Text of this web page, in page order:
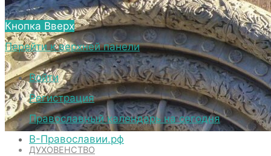
ВНЕШНИЙ ВИД СОБОРА
ВЕРХНИЙ ХРАМ ФЕОДОРОВСКОГО
ГОСУДАРЕВА СОБОРА
НИЖНИЙ ХРАМ ФЕОДОРОВСКОГО
ГОСУДАРЕВА СОБОРА
ТЕРРИТОРИЯ СОБОРА
ДУХОВЕНСТВО
Кнопка Вверх
Перейти к верхней панели
Войти
Регистрация
Православный календарь на сегодня
В-Православии.рф